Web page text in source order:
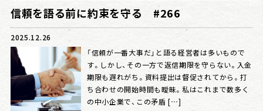
信頼を語る前に約束を守る #266
2025.12.26
「信頼が一番大事だ」と語る経営者は多いもので
す。しかし、その一方で返信期限を守らない。入金
期限も遅れがち。資料提出は督促されてから。打
ち合わせの開始時間も曖昧。私はこれまで数多く
の中小企業で、この矛盾 […]